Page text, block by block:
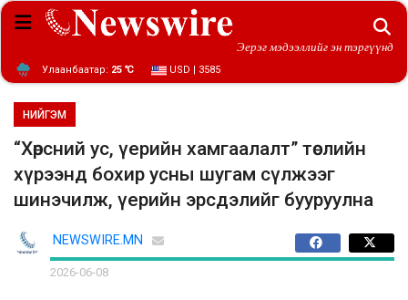
Эерэг мэдээллийг эн тэргүүнд
Улаанбаатар: 25 ℃ USD | 3585
НИЙГЭМ
“Хөрсний ус, үерийн хамгаалалт” төслийн
хүрээнд бохир усны шугам сүлжээг
шинэчилж, үерийн эрсдэлийг бууруулна
NEWSWIRE.MN
2026-06-08